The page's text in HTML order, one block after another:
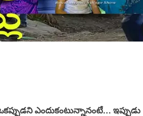
ఎందుకంటున్నానంటే… ఇప్పుడు